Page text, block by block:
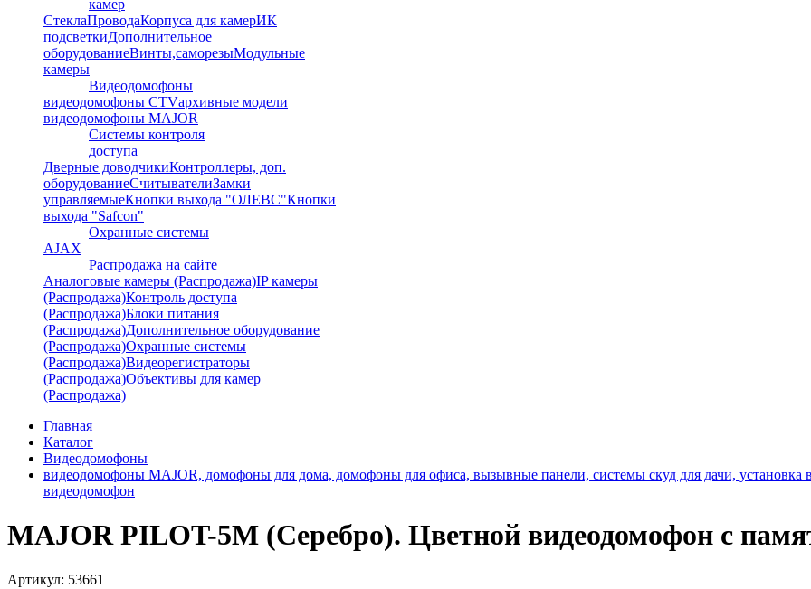
камер
СтеклаПроводаКорпуса для камерИК
подсветкиДополнительное
оборудованиеВинты,саморезыМодульные
камеры
Видеодомофоны
видеодомофоны CTVархивные модели
видеодомофоны MAJOR
Системы контроля
доступа
Дверные доводчикиКонтроллеры, доп.
оборудованиеСчитывателиЗамки
управляемыеКнопки выхода "ОЛЕВС"Кнопки
выхода "Safcon"
Охранные системы
AJAX
Распродажа на сайте
Аналоговые камеры (Распродажа)IP камеры
(Распродажа)Контроль доступа
(Распродажа)Блоки питания
(Распродажа)Дополнительное оборудование
(Распродажа)Охранные системы
(Распродажа)Видеорегистраторы
(Распродажа)Объективы для камер
(Распродажа)
Главная
Каталог
Видеодомофоны
видеодомофоны MAJOR, домофоны для дома, домофоны для офиса, вызывные панели, системы скуд для дачи, установка
видеодомофон
MAJOR PILOT-5M (Серебро). Цветной видеодомофон с
Артикул: 53661